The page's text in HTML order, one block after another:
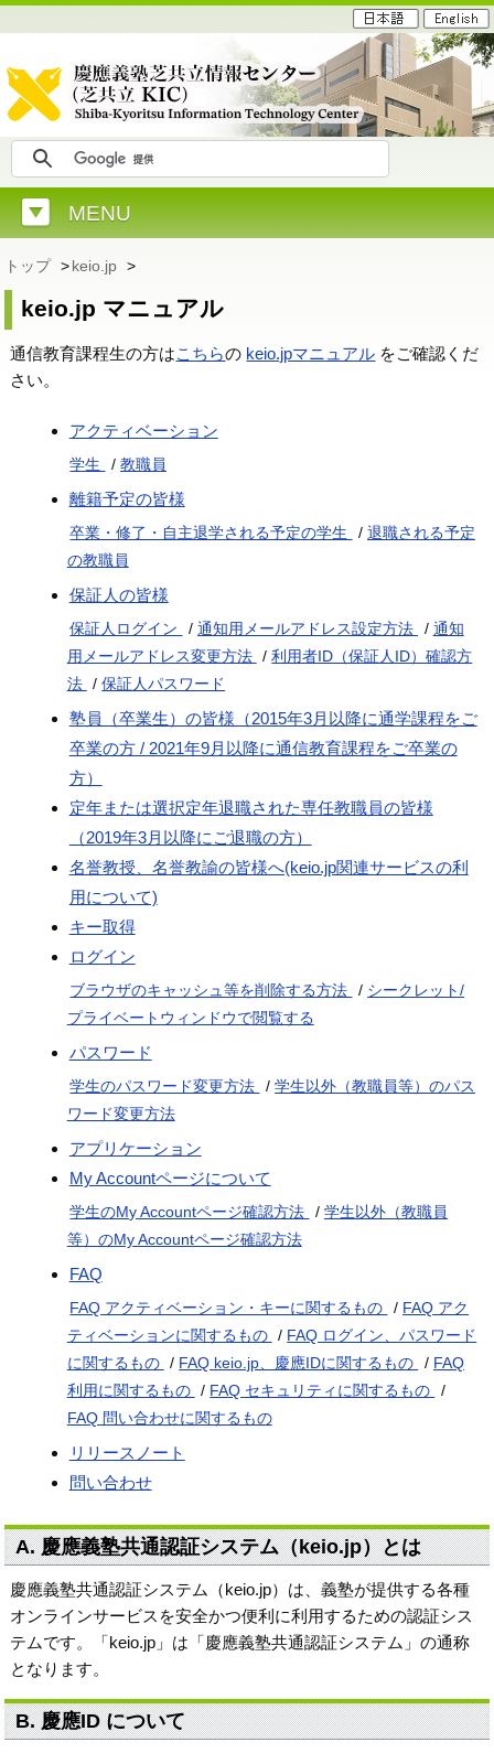
MENU
トップ >keio.jp >
keio.jp マニュアル
通信教育課程生の方はこちらの keio.jpマニュアル をご確認くだ
さい。
アクティベーション
学生 /教職員
離籍予定の皆様
卒業・修了・自主退学される予定の学生 /退職される予定
の教職員
保証人の皆様
保証人ログイン /通知用メールアドレス設定方法 / 通知
用メールアドレス変更方法 /利用者ID（保証人ID）確認方
法 /保証人パスワード
塾員（卒業生）の皆様（2015年3月以降に通学課程をご
卒業の方 / 2021年9月以降に通信教育課程をご卒業の
方）
定年または選択定年退職された専任教職員の皆様
（2019年3月以降にご退職の方）
名誉教授、名誉教諭の皆様へ(keio.jp関連サービスの利
用について)
キー取得
ログイン
ブラウザのキャッシュ等を削除する方法 / シークレット/
プライベートウィンドウで閲覧する
パスワード
学生のパスワード変更方法 /学生以外（教職員等）のパス
ワード変更方法
アプリケーション
My Accountページについて
学生のMy Accountページ確認方法 /学生以外（教職員
等）のMy Accountページ確認方法
FAQ
FAQ アクティベーション・キーに関するもの / FAQ アク
ティベーションに関するもの / FAQ ログイン、パスワード
に関するもの / FAQ keio.jp、慶應IDに関するもの / FAQ
利用に関するもの / FAQ セキュリティに関するもの
/
FAQ 問い合わせに関するもの
リリースノート
問い合わせ
A. 慶應義塾共通認証システム（keio.jp）とは
慶應義塾共通認証システム（keio.jp）は、義塾が提供する各種
オンラインサービスを安全かつ便利に利用するための認証シス
テムです。「keio.jp」は「慶應義塾共通認証システム」の通称
となります。
B. 慶應ID について